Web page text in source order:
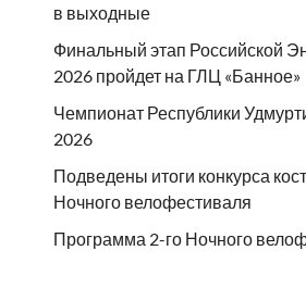
в выходные
Финальный этап Российской
2026 пройдет на ГЛЦ «Банное»
Чемпионат Республики
2026
Подведены итоги конкурса
Ночного велофестиваля
Программа 2-го Ночного